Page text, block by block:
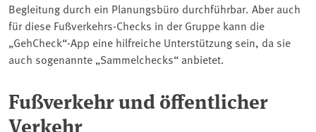
Begleitung durch ein Planungsbüro durchführbar. Aber auch
für diese Fußverkehrs-Checks in der Gruppe kann die
„GehCheck“-App eine hilfreiche Unterstützung sein, da sie
auch sogenannte „Sammelchecks“ anbietet.
Fußverkehr und öffentlicher
Verkehr